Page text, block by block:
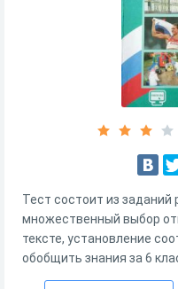
Тест состоит из заданий
множественный выбор
тексте, установление
обобщить знания за 6